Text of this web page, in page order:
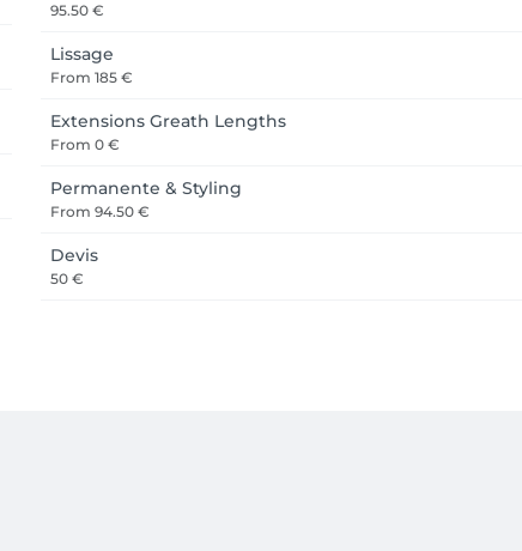
95.50 €
Lissage
From 185 €
Extensions Greath Lengths
From 0 €
Permanente & Styling
From 94.50 €
Devis
50 €